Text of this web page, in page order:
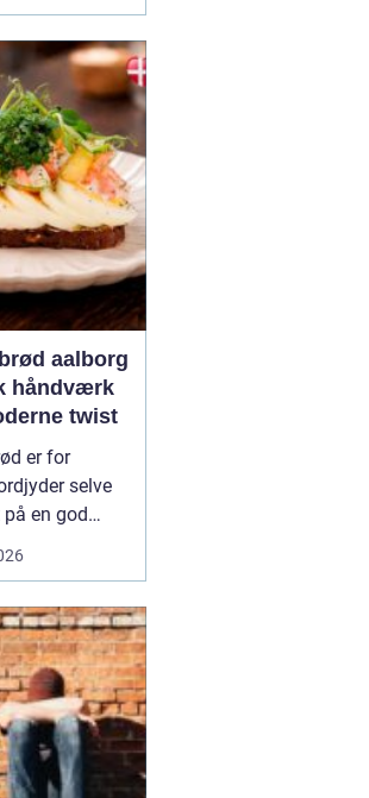
nervesystemet
Herkan
aalborg
håndværk
twist
er for
selve
en god
tradition og
Her spiller
lokalt
og kreativ
sammen, så